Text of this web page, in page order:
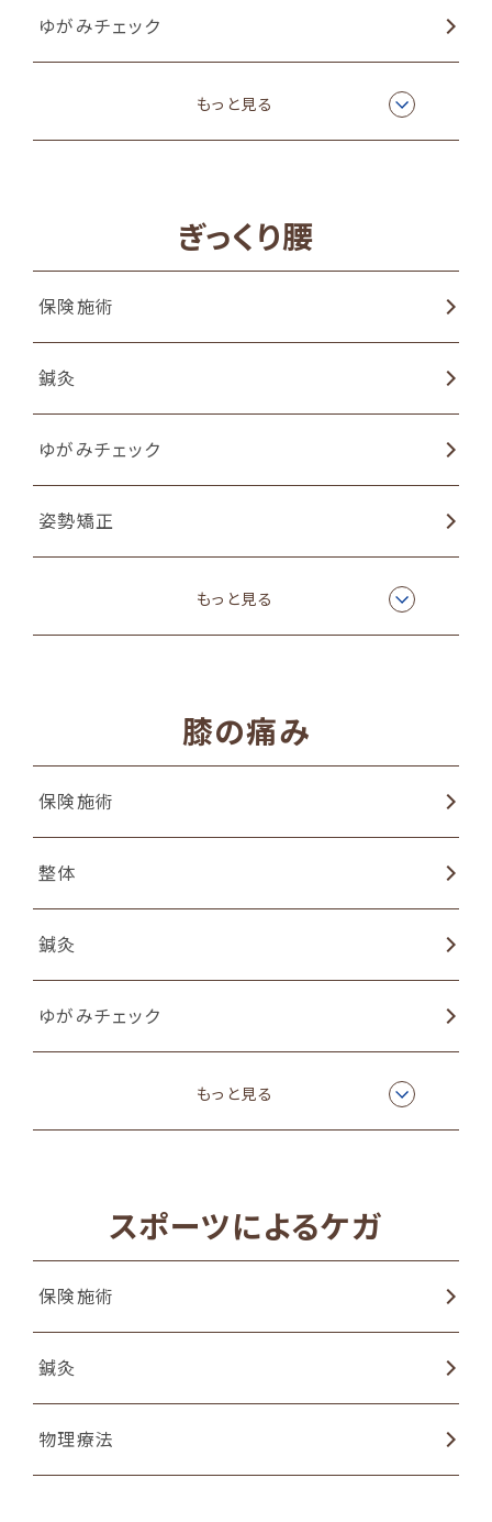
ゆがみチェック
EMSトレーニング
ラジオ波温熱療法
カッピング（吸い玉）療法
もっと見る
ぎっくり腰
保険施術
鍼灸
ゆがみチェック
姿勢矯正
もっと見る
膝の痛み
保険施術
整体
鍼灸
ゆがみチェック
物理療法
EMSトレーニング
ラジオ波温熱療法
もっと見る
スポーツによるケガ
保険施術
鍼灸
物理療法